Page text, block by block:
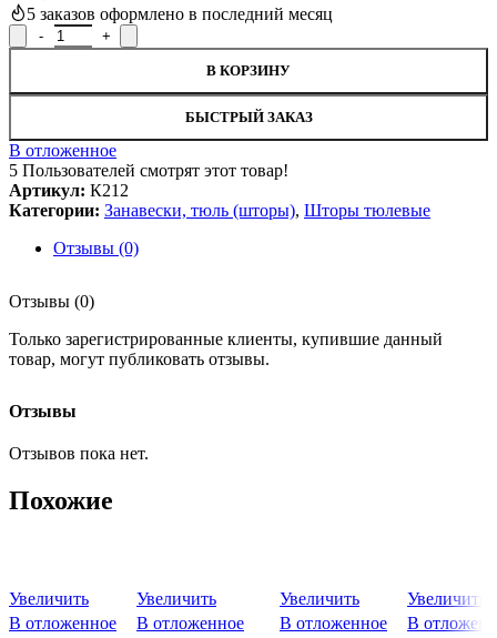
5 заказов оформлено в последний месяц
Количество товара Штора (тюль) 22С6650-Г50, К212,
В КОРЗИНУ
БЫСТРЫЙ ЗАКАЗ
В отложенное
5 Пользователей смотрят этот товар!
Артикул: К212
Категории: Занавески, тюль (шторы), Шторы тюлевые
Отзывы (0)
Отзывы (0)
Отзывы
Отзывов пока нет.
Только зарегистрированные клиенты, купившие данный
товар, могут публиковать отзывы.
Похожие
Увеличить
В отложенное
Увеличить
В отложенное
Увеличить
В отложенное
Увеличить
В